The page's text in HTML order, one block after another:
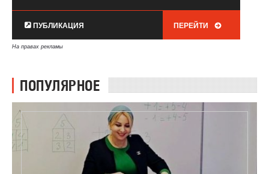
ПУБЛИКАЦИЯ ПЕРЕЙТИ
На правах рекламы
ПОПУЛЯРНОЕ